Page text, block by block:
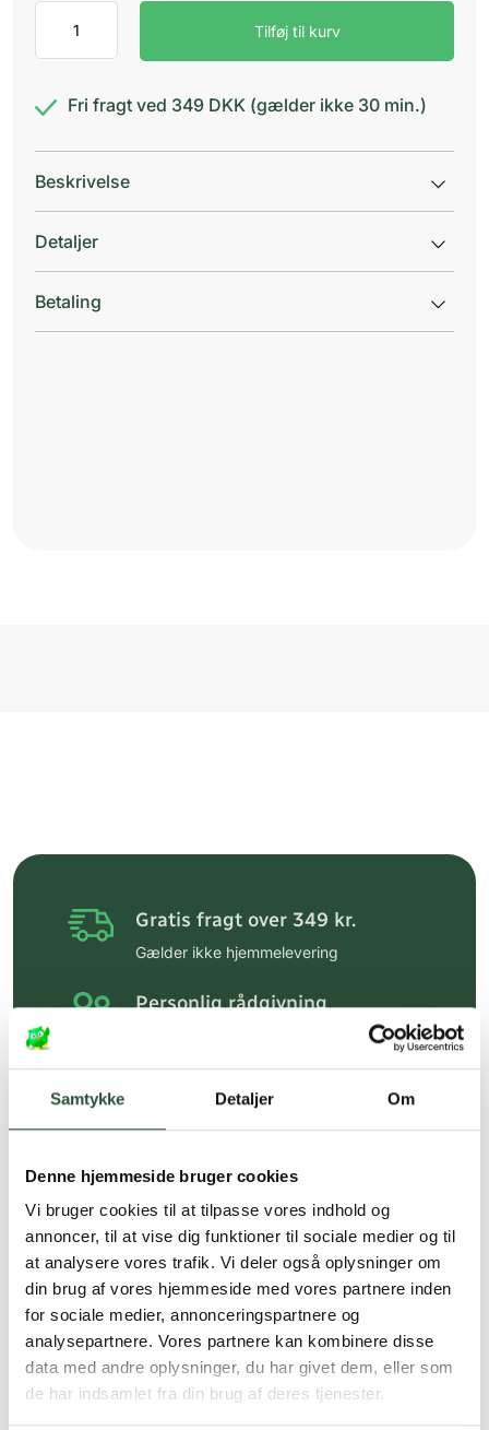
Samtykke Detaljer Om
Denne hjemmeside bruger cookies
Vi bruger cookies til at tilpasse vores indhold og
annoncer, til at vise dig funktioner til sociale medier og til
at analysere vores trafik. Vi deler også oplysninger om
din brug af vores hjemmeside med vores partnere inden
for sociale medier, annonceringspartnere og
analysepartnere. Vores partnere kan kombinere disse
data med andre oplysninger, du har givet dem, eller som
de har indsamlet fra din brug af deres tjenester.
Original
antal
Tilføj til kurv
Fri fragt ved 349 DKK (gælder ikke 30 min.)
Beskrivelse
Detaljer
Betaling
Gratis fragt over 349 kr.
Gælder ikke hjemmelevering
Personlig rådgivning
Hurtig levering (30 min. i Kbh)
Faste lave priser*
*Gælder ikke ernæringsprodukter.
Stort udvalg af kendte
produkter
Vi tilbyder et stort udvalg af kendte
cremer, vitaminer og andre spændende
produkter – altid til fast lav pris.
Læs mere om Uglecare.dk her